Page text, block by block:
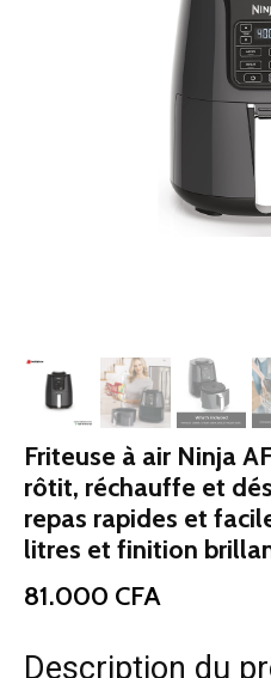
Friteuse à air Ninja
rôtit, réchauffe et
repas rapides et
litres et finition
81.000 CFA
Description du